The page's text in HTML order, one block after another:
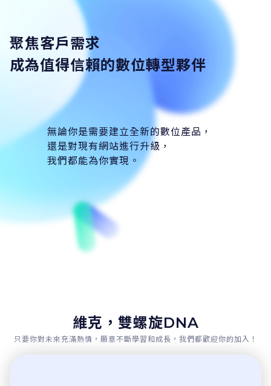
聚焦客戶需求
成為值得信賴的數位轉型夥伴
無論你是需要建立全新的數位產品，
還是對現有網站進行升級，
我們都能為你實現。
維克，雙螺旋DNA
只要你對未來充滿熱情，願意不斷學習和成長，我們都歡迎你的加入！